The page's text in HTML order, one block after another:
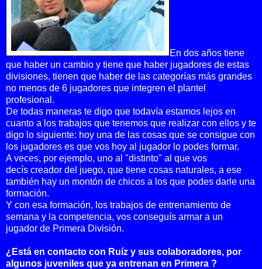
En dos años tiene
que haber un cambio y tiene que haber jugadores de estas
divisiones, tienen que haber de las categorías más grandes
no menos de 6 jugadores que integren el plantel
profesional.
De todas maneras te digo que todavía estamos lejos en
cuanto a los trabajos que tenemos que realizar con ellos y te
digo lo siguiente: hoy una de las cosas que se consigue con
los jugadores es que vos hoy al jugador lo podes formar.
A veces, por ejemplo, uno al "distinto" al que vos
decís creador del juego, que tiene cosas naturales, a ese
también hay un montón de chicos a los que podes darle una
formación.
Y con esa formación, los trabajos de entrenamiento de
semana y la competencia, vos conseguís armar a un
jugador de Primera División.
¿Está en contacto con Ruíz y sus colaboradores, por
algunos juveniles que ya entrenan en Primera ?